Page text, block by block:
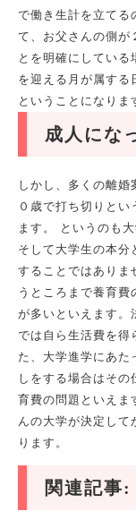
で働き生計を立てる
て、お父さんの側が
とを明確にしている
を迎える月が属する
ということになりま
成人にな
しかし、多くの離婚
０歳で打ち切りと
ます。 というのも
そして大学生の本分
することではありま
うところまで養育
が多いといえます。
では自ら生活費を得
た、大学進学にあた
しをする場合はそ
育費の問題といえま
んの大学が決定して
ります。
関連記事: